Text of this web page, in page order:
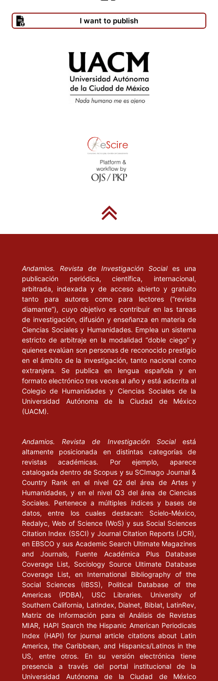
I want to publish
Andamios. Revista de Investigación Social es una
publicación periódica, científica, internacional,
arbitrada, indexada y de acceso abierto y gratuito
tanto para autores como para lectores (“revista
diamante”), cuyo objetivo es contribuir en las tareas
de investigación, difusión y enseñanza en materia de
Ciencias Sociales y Humanidades. Emplea un sistema
estricto de arbitraje en la modalidad “doble ciego” y
quienes evalúan son personas de reconocido prestigio
en el ámbito de la investigación, tanto nacional como
extranjera. Se publica en lengua española y en
formato electrónico tres veces al año y está adscrita al
Colegio de Humanidades y Ciencias Sociales de la
Universidad Autónoma de la Ciudad de México
(UACM).
Andamios. Revista de Investigación Socialestá
altamente posicionada en distintas categorías de
revistas académicas. Por ejemplo, aparece
catalogada dentro de Scopus y su SCImago Journal &
Country Rank en el nivel Q2 del área de Artes y
Humanidades, y en el nivel Q3 del área de Ciencias
Sociales. Pertenece a múltiples índices y bases de
datos, entre los cuales destacan: Scielo-México,
Redalyc, Web of Science (WoS) y sus Social Sciences
Citation Index (SSCI) y Journal Citation Reports (JCR),
en EBSCO y sus Academic Search Ultimate Magazines
and Journals, Fuente Académica Plus Database
Coverage List, Sociology Source Ultimate Database
Coverage List, en International Bibliography of the
Social Sciences (IBSS), Political Database of the
Americas (PDBA), USC Libraries. University of
Southern California, Latindex, Dialnet, Biblat, LatinRev,
Matriz de Información para el Análisis de Revistas
MIAR, HAPI Search the Hispanic American Periodicals
Index (HAPI) for journal article citations about Latin
America, the Caribbean, and Hispanics/Latinos in the
US, entre otros. En su versión electrónica tiene
presencia a través del portal institucional de la
Universidad Autónoma de la Ciudad de México